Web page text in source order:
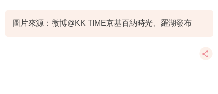
圖片來源：微博@KK TIME京基百納時光、羅湖發布